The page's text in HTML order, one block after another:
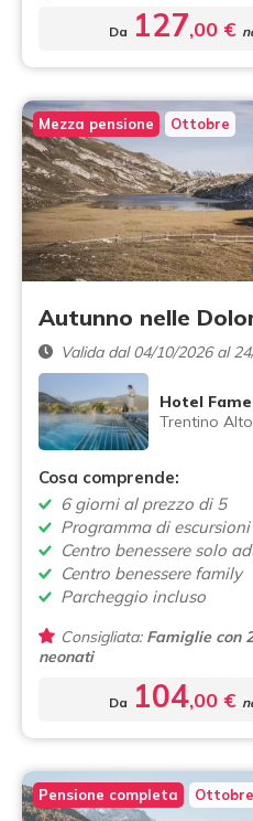
Da 127,00 €
Mezza pensione Ottobre
Autunno nelle
Valida dal 04/10/2026 al
Hotel
Trentino
Cosa comprende:
6 giorni al prezzo di 5
Programma di
Centro benessere solo
Centro benessere family
Parcheggio incluso
Consigliata:Famiglie con
neonati
Da 104,00 €
Pensione completa Ottobre